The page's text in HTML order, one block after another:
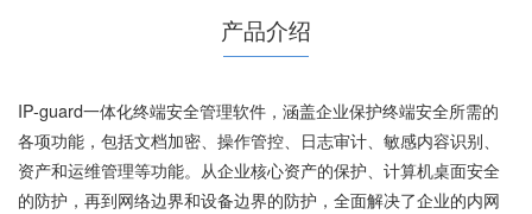
产品介绍
IP-guard一体化终端安全管理软件，涵盖企业保护终端安全所需的
各项功能，包括文档加密、操作管控、日志审计、敏感内容识别、
资产和运维管理等功能。从企业核心资产的保护、计算机桌面安全
的防护，再到网络边界和设备边界的防护，全面解决了企业的内网